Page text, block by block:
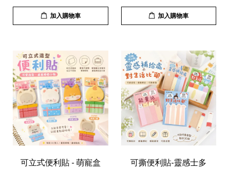
加入購物車 加入購物車
可立式便利貼 - 萌寵盒 可撕便利貼-靈感士多